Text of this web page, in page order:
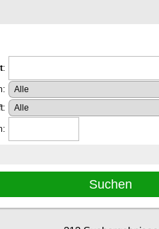
: